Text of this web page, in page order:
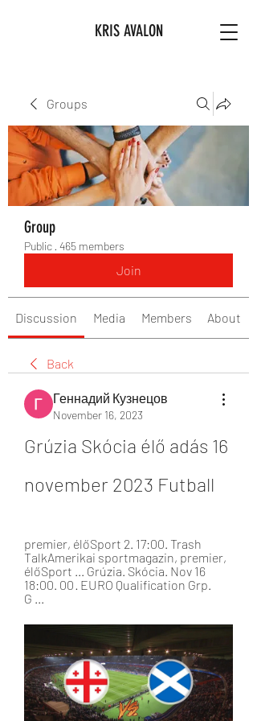
KRIS AVALON
Groups
Group
Public · 465 members
Join
Discussion Media Members About
Back
Геннадий Кузнецов
November 16, 2023
Grúzia Skócia élő adás 16
november 2023 Futball
premier, élőSport 2. 17:00. Trash
TalkAmerikai sportmagazin, premier,
élőSport ... Grúzia. Skócia. Nov 16
18:00. 00 · EURO Qualification Grp.
G ...